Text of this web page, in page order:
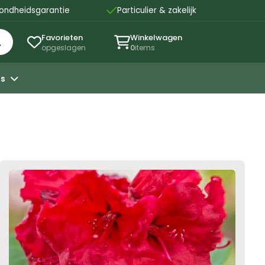
Particulier & zakelijk
Favorieten
opgeslagen Winkelwagen
0items
